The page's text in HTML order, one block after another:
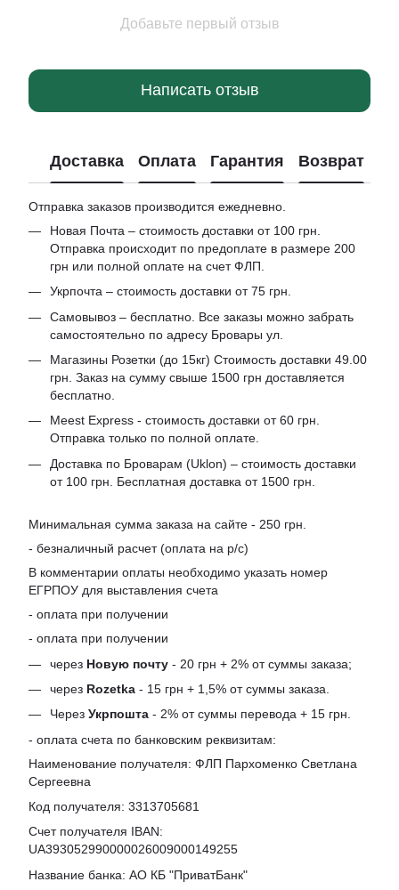
Добавьте первый отзыв
Написать отзыв
Доставка Оплата Гарантия Возврат
Отправка заказов производится ежедневно.
Новая Почта – стоимость доставки от 100 грн.
Отправка происходит по предоплате в размере 200
грн или полной оплате на счет ФЛП.
Укрпочта – стоимость доставки от 75 грн.
Самовывоз – бесплатно. Все заказы можно забрать
самостоятельно по адресу Бровары ул.
Магазины Розетки (до 15кг) Стоимость доставки 49.00
грн. Заказ на сумму свыше 1500 грн доставляется
бесплатно.
Meest Express - стоимость доставки от 60 грн.
Отправка только по полной оплате.
Доставка по Броварам (Uklon) – стоимость доставки
от 100 грн. Бесплатная доставка от 1500 грн.
Минимальная сумма заказа на сайте - 250 грн.
- безналичный расчет (оплата на р/с)
В комментарии оплаты необходимо указать номер
ЕГРПОУ для выставления счета
- оплата при получении
- оплата при получении
через Новую почту - 20 грн + 2% от суммы заказа;
через Rozetka - 15 грн + 1,5% от суммы заказа.
Через Укрпошта - 2% от суммы перевода + 15 грн.
- оплата счета по банковским реквизитам:
Наименование получателя: ФЛП Пархоменко Светлана
Сергеевна
Код получателя: 3313705681
Счет получателя IBAN:
UA393052990000026009000149255
Название банка: АО КБ "ПриватБанк"